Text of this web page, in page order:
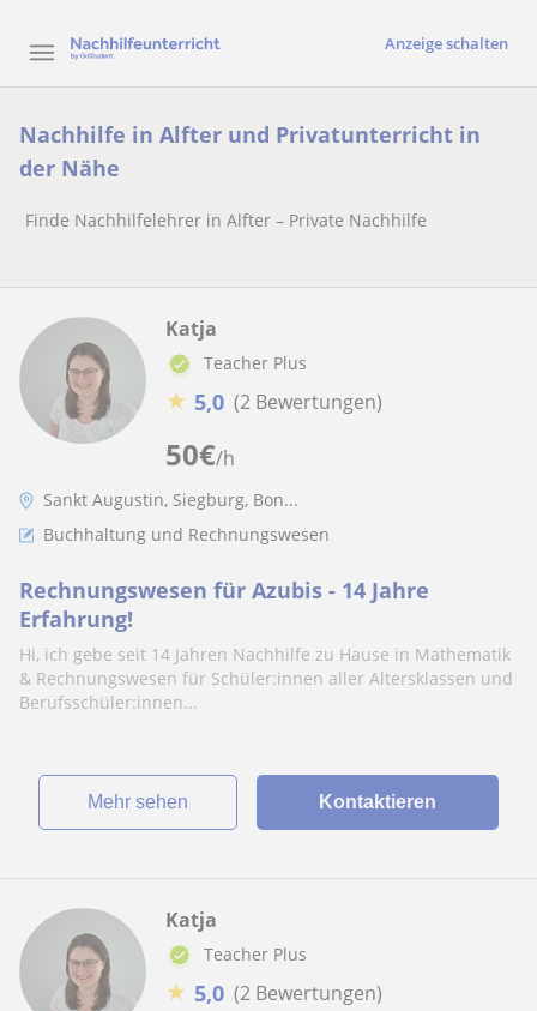
Anzeige schalten
Nachhilfe in Alfter und Privatunterricht in
der Nähe
Finde Nachhilfelehrer in Alfter – Private Nachhilfe
50€/h
Katja
Teacher Plus
★ 5,0 (2 Bewertungen)
Sankt Augustin, Siegburg, Bon...
Buchhaltung und Rechnungswesen
Rechnungswesen für Azubis - 14 Jahre
Erfahrung!
Hi, ich gebe seit 14 Jahren Nachhilfe zu Hause in Mathematik
& Rechnungswesen für Schüler:innen aller Altersklassen und
Berufsschüler:innen...
Mehr sehen Kontaktieren
Katja
Teacher Plus
★ 5,0 (2 Bewertungen)